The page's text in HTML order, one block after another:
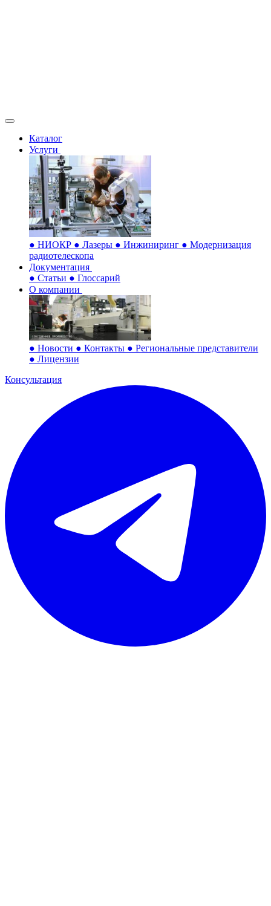
Каталог
Услуги
● НИОКР ● Лазеры ● Инжиниринг ● Модернизация
радиотелескопа
Документация
● Статьи ● Глоссарий
О компании
● Новости ● Контакты ● Региональные представители
● Лицензии
Консультация